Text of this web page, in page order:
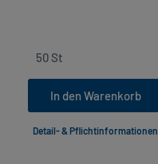
In den Warenkorb
Detail- & Pflichtinformationen